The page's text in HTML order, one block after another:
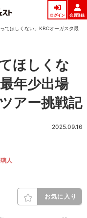
ログイン 会員登録
ってほしくない」KBCオーガスタ最
ほしくな
年少出場
アー挑戦記
2025.09.16
人
お気に入り